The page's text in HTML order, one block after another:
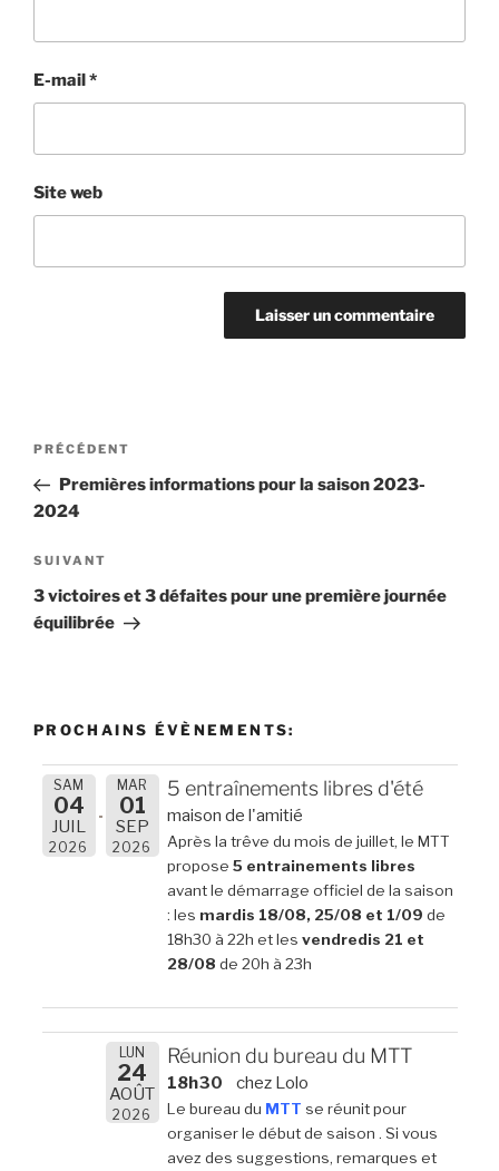
E-mail *
Site web
Navigation
l’article
Article
précédent
PRÉCÉDENT
Premières informations pour la saison 2023-
2024
Article
suivant
SUIVANT
3 victoires et 3 défaites pour une première journée
équilibrée
PROCHAINS ÉVÈNEMENTS:
SAM
04
JUIL
2026
MAR
01
SEP
2026
5 entraînements libres d'été
maison de l'amitié
Après la trêve du mois de juillet, le MTT
propose 5 entrainements libres
avant le démarrage officiel de la saison
: les mardis 18/08, 25/08 et 1/09 de
18h30 à 22h et les vendredis 21 et
28/08 de 20h à 23h
LUN
24
AOÛT
2026
Réunion du bureau du MTT
18h30 chez Lolo
Le bureau du MTT se réunit pour
organiser le début de saison . Si vous
avez des suggestions, remarques et